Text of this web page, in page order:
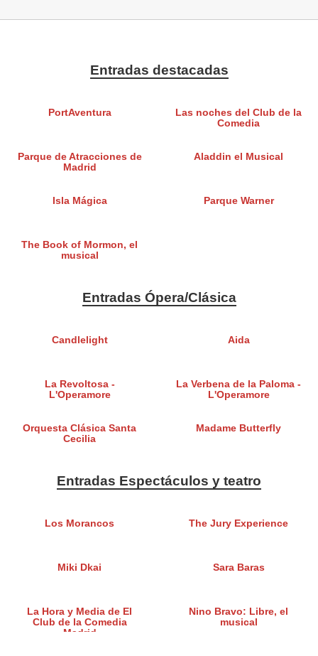
Entradas destacadas
PortAventura
Las noches del Club de la
Comedia
Parque de Atracciones de
Madrid
Aladdin el Musical
Isla Mágica Parque Warner
The Book of Mormon, el
musical
Entradas Ópera/Clásica
Candlelight Aida
La Revoltosa -
L'Operamore
La Verbena de la Paloma -
L'Operamore
Orquesta Clásica Santa
Cecilia
Madame Butterfly
Entradas Espectáculos y teatro
Los Morancos The Jury Experience
Miki Dkai Sara Baras
La Hora y Media de El
Club de la Comedia
Madrid
Nino Bravo: Libre, el
musical